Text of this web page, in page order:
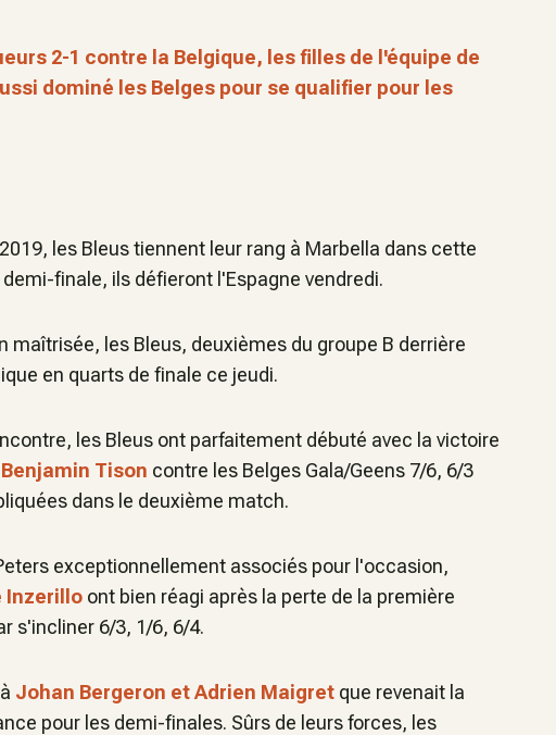
2-1 contre la Belgique, les filles de l'équipe de
dominé les Belges pour se qualifier pour les
les Bleus tiennent leur rang à Marbella dans cette
finale, ils défieront l'Espagne vendredi.
maîtrisée, les Bleus, deuxièmes du groupe B derrière
en quarts de finale ce jeudi.
les Bleus ont parfaitement débuté avec la victoire
Tison contre les Belges Gala/Geens 7/6, 6/3
dans le deuxième match.
exceptionnellement associés pour l'occasion,
Inzerillo ont bien réagi après la perte de la première
s'incliner 6/3, 1/6, 6/4.
Johan Bergeron et Adrien Maigret que revenait la
pour les demi-finales. Sûrs de leurs forces, les